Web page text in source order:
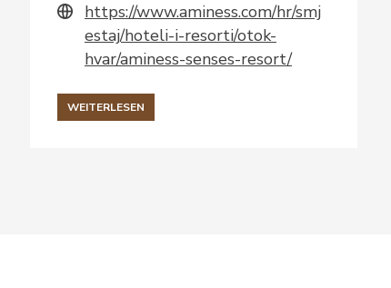
https://www.aminess.com/hr/smj
estaj/hoteli-i-resorti/otok-
hvar/aminess-senses-resort/
WEITERLESEN